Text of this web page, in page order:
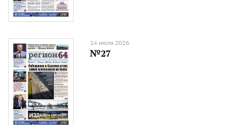
14 июля 2026
№27